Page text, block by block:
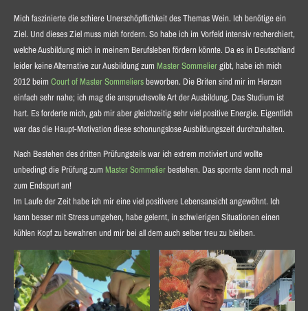
Mich faszinierte die schiere Unerschöpflichkeit des Themas Wein. Ich benötige ein
Ziel. Und dieses Ziel muss mich fordern. So habe ich im Vorfeld intensiv recherchiert,
welche Ausbildung mich in meinem Berufsleben fördern könnte. Da es in Deutschland
leider keine Alternative zur Ausbildung zum Master Sommeliergibt, habe ich mich
2012 beim Court of Master Sommeliersbeworben. Die Briten sind mir im Herzen
einfach sehr nahe; ich mag die anspruchsvolle Art der Ausbildung. Das Studium ist
hart. Es forderte mich, gab mir aber gleichzeitig sehr viel positive Energie. Eigentlich
war das die Haupt-Motivation diese schonungslose Ausbildungszeit durchzuhalten.
Nach Bestehen des dritten Prüfungsteils war ich extrem motiviert und wollte
unbedingt die Prüfung zum Master Sommelierbestehen. Das spornte dann noch mal
zum Endspurt an!
Im Laufe der Zeit habe ich mir eine viel positivere Lebensansicht angewöhnt. Ich
kann besser mit Stress umgehen, habe gelernt, in schwierigen Situationen einen
kühlen Kopf zu bewahren und mir bei all dem auch selber treu zu bleiben.